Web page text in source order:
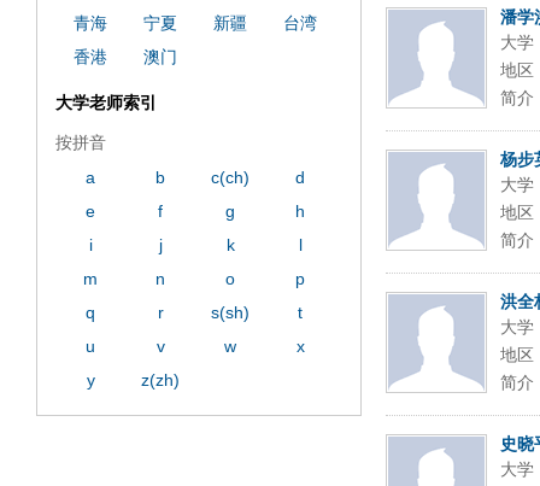
潘学
大学
地区
简介
杨步
大学
地区
简介
洪全
大学
地区
简介
史晓
大学
青海
宁夏 新疆
台湾
香港
澳门
大学老师索引
按拼音
a
b c(ch)
d
e
f g
h
i
j k
l
m
n o
p
q
r s(sh)
t
u
v w
x
y
z(zh)